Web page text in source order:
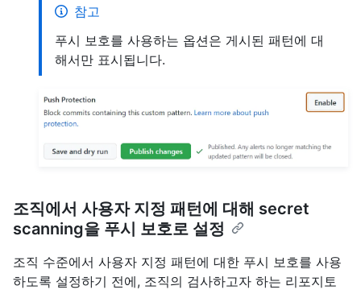
참고
푸시 보호를 사용하는 옵션은 게시된 패턴에 대
해서만 표시됩니다.
조직에서 사용자 지정 패턴에 대해 secret
scanning을 푸시 보호로 설정
조직 수준에서 사용자 지정 패턴에 대한 푸시 보호를 사용
하도록 설정하기 전에, 조직의 검사하고자 하는 리포지토